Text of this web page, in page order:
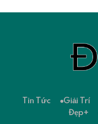
Tin Tức Giải Trí
Đẹp+